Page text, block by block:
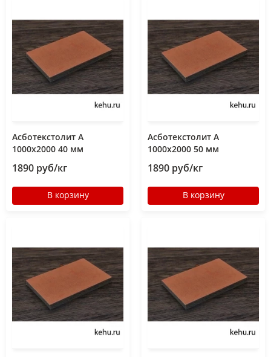
Асботекстолит А
1000х2000 40 мм
1890 руб/кг
В корзину
Асботекстолит А
1000х2000 50 мм
1890 руб/кг
В корзину